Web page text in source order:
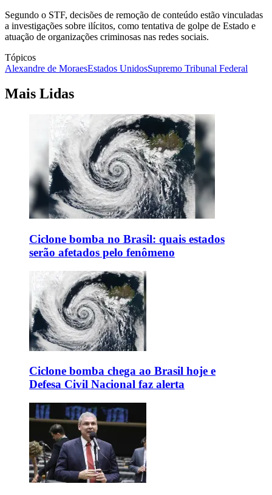
Segundo o STF, decisões de remoção de conteúdo estão vinculadas
a investigações sobre ilícitos, como tentativa de golpe de Estado e
atuação de organizações criminosas nas redes sociais.
Tópicos
Alexandre de MoraesEstados UnidosSupremo Tribunal Federal
Mais Lidas
Ciclone bomba no Brasil: quais estados
serão afetados pelo fenômeno
Ciclone bomba chega ao Brasil hoje e
Defesa Civil Nacional faz alerta